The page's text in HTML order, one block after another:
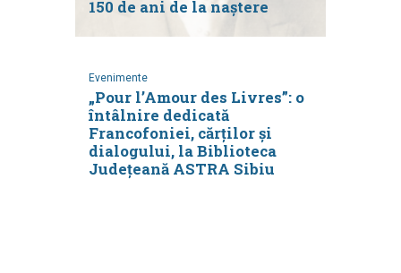
150 de ani de la naștere
Evenimente
„Pour l’Amour des Livres”: o
întâlnire dedicată
Francofoniei, cărților și
dialogului, la Biblioteca
Județeană ASTRA Sibiu